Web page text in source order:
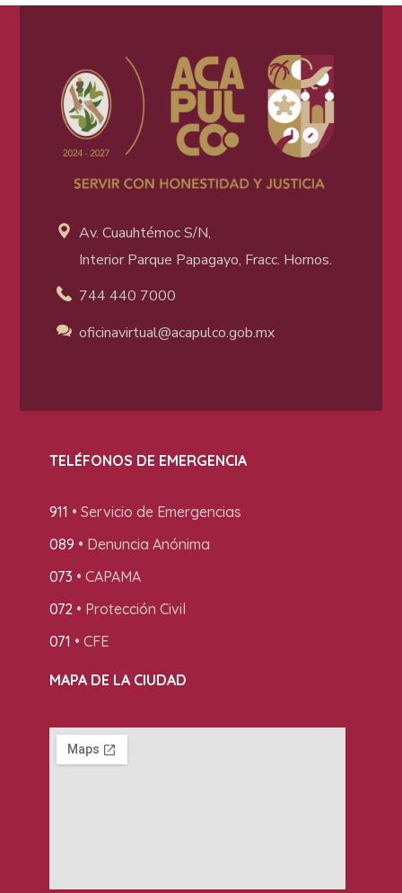
Av. Cuauhtémoc S/N,
Interior Parque Papagayo, Fracc. Hornos.
744 440 7000
oficinavirtual@acapulco.gob.mx
TELÉFONOS DE EMERGENCIA
911 • Servicio de Emergencias
089 • Denuncia Anónima
073 • CAPAMA
072 • Protección Civil
071 • CFE
MAPA DE LA CIUDAD